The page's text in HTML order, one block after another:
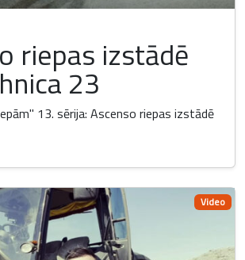
riepas izstādē
23
13. sērija: Ascenso riepas izstādē
Video